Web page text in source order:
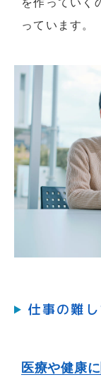
を作っていく
っています。
仕事の難し
医療や健康